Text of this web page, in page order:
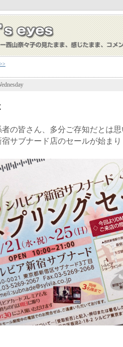
の皆さん、多分ご存知だとは
宿サブナード店のセールが始ま